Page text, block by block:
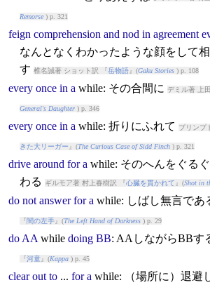
Remorse) p. 321
feign comprehension and nod in agreement
なんとなくわかったような顔をして
す 椎名誠著 ショット訳 『岳物語』(Gaku Stories) p. 108
every once in a while: その合間に デミル著 上
General's Daughter) p. 346
every once in a while: 折りにふれて プリンプ
きた大リーガー 』(The Curious Case of Sidd Finch) p. 321
drive around for a while: そのへんをぐる
わる
ギルモア著 村上春樹訳 『心臓を貫かれて 』(Shot in
do not answer for a while: しばし無言であ
『闇の左手』(The Left Hand of Darkness) p. 29
do AA while doing BB: AAしながらBBす
『河童』(Kappa) p. 45
clear out to... for a while: （場所に）退避